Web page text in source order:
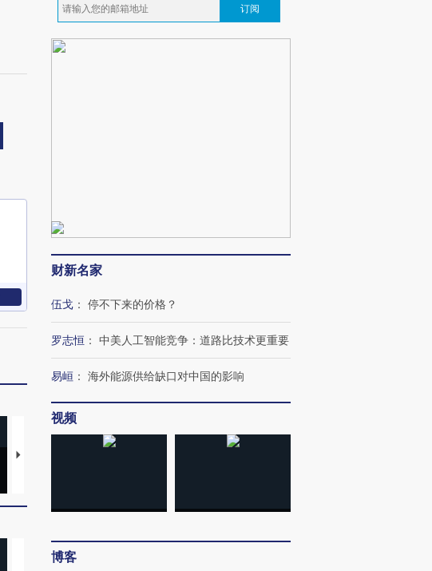
马航飞行员跨国走私7万
订阅
财新名家
伍戈 ： 停不下来的价格？
罗志恒 ： 中美人工智能竞争：道路比技术更重要
易峘 ： 海外能源供给缺口对中国的影响
视频
博客